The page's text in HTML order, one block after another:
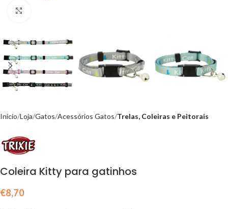
Início Loja Gatos Acessórios Gatos Trelas, Coleiras e Peitorais
Coleira Kitty para gatinhos
€8,70